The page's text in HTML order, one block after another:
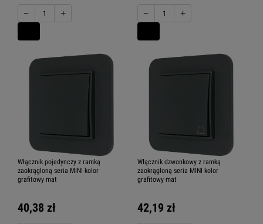
− + − +
Włącznik pojedynczy z ramką
zaokrągloną seria MINI kolor
grafitowy mat
40,38 zł
Włącznik dzwonkowy z ramką
zaokrągloną seria MINI kolor
grafitowy mat
42,19 zł